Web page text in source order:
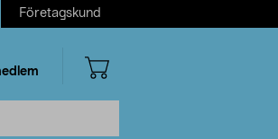
Företagskund